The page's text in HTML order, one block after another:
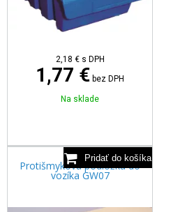
2,18 € s DPH
1,77 € bez DPH
Na sklade
Protišmyková podložka do
vozíka GW07